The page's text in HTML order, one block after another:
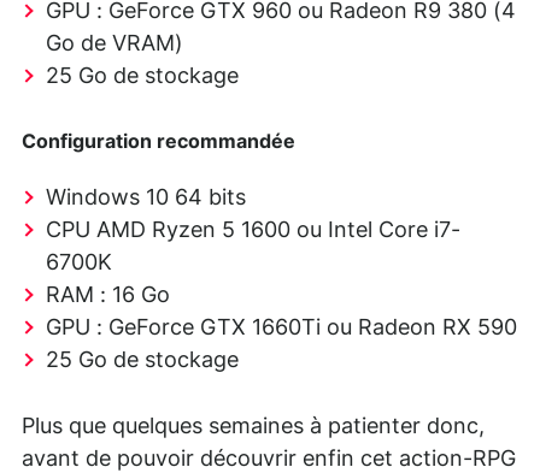
GPU : GeForce GTX 960 ou Radeon R9 380 (4
Go de VRAM)
25 Go de stockage
Configuration recommandée
Windows 10 64 bits
CPU AMD Ryzen 5 1600 ou Intel Core i7-
6700K
RAM : 16 Go
GPU : GeForce GTX 1660Ti ou Radeon RX 590
25 Go de stockage
Plus que quelques semaines à patienter donc,
avant de pouvoir découvrir enfin cet action-RPG